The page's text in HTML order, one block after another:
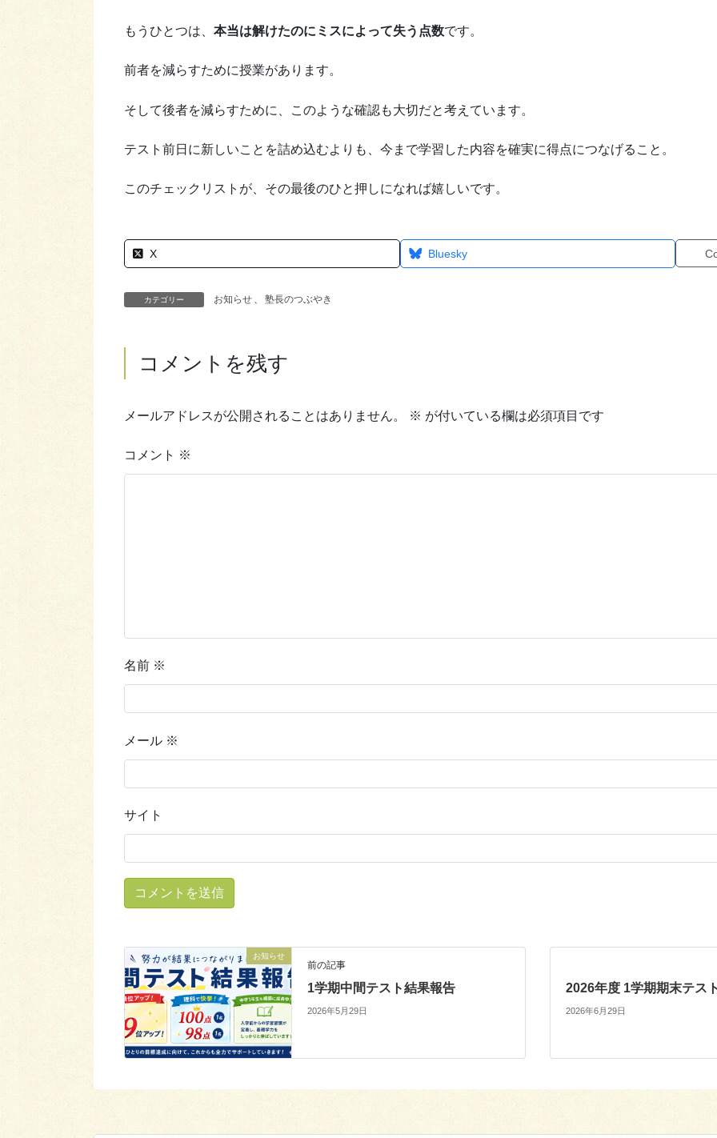
もうひとつは、本当は解けたのにミスによって失う点数です。
前者を減らすために授業があります。
そして後者を減らすために、このような確認も大切だと考えています。
テスト前日に新しいことを詰め込むよりも、今まで学習した内容を確実に得点につなげること。
このチェックリストが、その最後のひと押しになれば嬉しいです。
X Bluesky
カテゴリー お知らせ 、 塾長のつぶやき
コメントを残す
メールアドレスが公開されることはありません。 ※ が付いている欄は必須項目です
コメント ※
名前 ※
メール ※
サイト
お知らせ
前の記事
1学期中間テスト結果報告
2026年5月29日
2026年度 1学期期末テス
2026年6月29日